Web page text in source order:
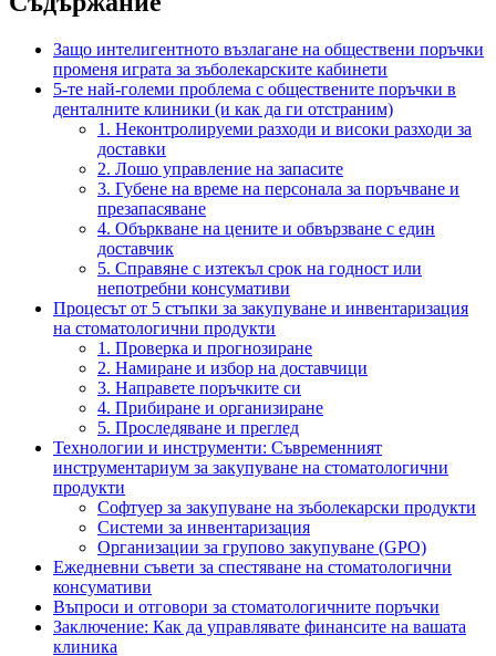
Защо интелигентното възлагане на обществени поръчки
променя играта за зъболекарските кабинети
5-те най-големи проблема с обществените поръчки в
денталните клиники (и как да ги отстраним)
1. Неконтролируеми разходи и високи разходи за
доставки
2. Лошо управление на запасите
3. Губене на време на персонала за поръчване и
презапасяване
4. Объркване на цените и обвързване с един
доставчик
5. Справяне с изтекъл срок на годност или
непотребни консумативи
Процесът от 5 стъпки за закупуване и инвентаризация
на стоматологични продукти
1. Проверка и прогнозиране
2. Намиране и избор на доставчици
3. Направете поръчките си
4. Прибиране и организиране
5. Проследяване и преглед
Технологии и инструменти: Съвременният
инструментариум за закупуване на стоматологични
продукти
Софтуер за закупуване на зъболекарски продукти
Системи за инвентаризация
Организации за групово закупуване (GPO)
Ежедневни съвети за спестяване на стоматологични
консумативи
Въпроси и отговори за стоматологичните поръчки
Заключение: Как да управлявате финансите на вашата
клиника